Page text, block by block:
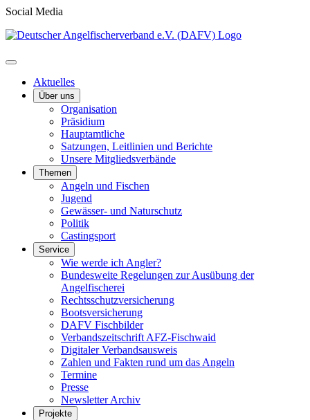
Social Media
Aktuelles
Über uns
Organisation
Präsidium
Hauptamtliche
Satzungen, Leitlinien und Berichte
Unsere Mitgliedsverbände
Themen
Angeln und Fischen
Jugend
Gewässer- und Naturschutz
Politik
Castingsport
Service
Wie werde ich Angler?
Bundesweite Regelungen zur Ausübung der
Angelfischerei
Rechtsschutzversicherung
Bootsversicherung
DAFV Fischbilder
Verbandszeitschrift AFZ-Fischwaid
Digitaler Verbandsausweis
Zahlen und Fakten rund um das Angeln
Termine
Presse
Newsletter Archiv
Projekte